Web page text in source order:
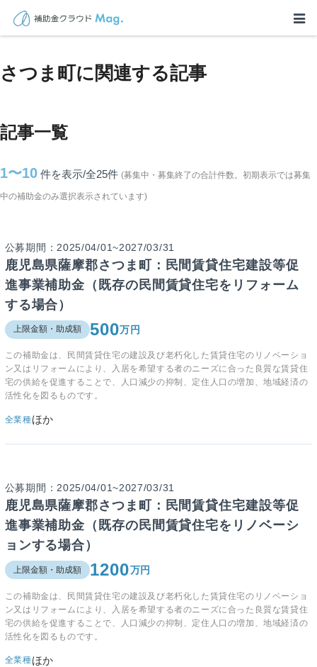
TOP > 補助金・助成金詳細>鹿児島県
さつま町に関連する記事
記事一覧
1〜10 件を表示/全25件 (募集中・募集終了の合計件数。初期表示では募集
中の補助金のみ選択表示されています)
公募期間：2025/04/01~2027/03/31
鹿児島県薩摩郡さつま町：民間賃貸住宅建設等促
進事業補助金（既存の民間賃貸住宅をリフォーム
する場合）
上限金額・助成額 500万円
この補助金は、民間賃貸住宅の建設及び老朽化した賃貸住宅のリノベーショ
ン又はリフォームにより、入居を希望する者のニーズに合った良質な賃貸住
宅の供給を促進することで、人口減少の抑制、定住人口の増加、地域経済の
活性化を図るものです。
全業種ほか
公募期間：2025/04/01~2027/03/31
鹿児島県薩摩郡さつま町：民間賃貸住宅建設等促
進事業補助金（既存の民間賃貸住宅をリノベーシ
ョンする場合）
上限金額・助成額 1200万円
この補助金は、民間賃貸住宅の建設及び老朽化した賃貸住宅のリノベーショ
ン又はリフォームにより、入居を希望する者のニーズに合った良質な賃貸住
宅の供給を促進することで、人口減少の抑制、定住人口の増加、地域経済の
活性化を図るものです。
全業種ほか